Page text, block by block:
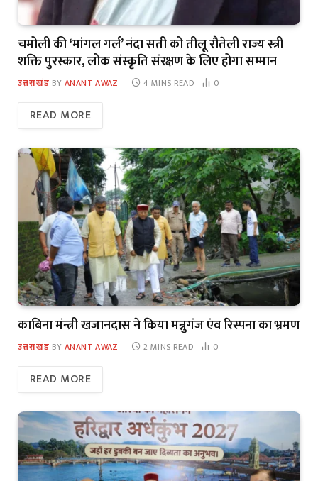
चमोली की ‘मांगल गर्ल’ नंदा सती को तीलू रौतेली राज्य स्त्री
शक्ति पुरस्कार, लोक संस्कृति संरक्षण के लिए होगा सम्मान
उत्तराखंड BY ANANT AWAZ 4 MINS READ 0
READ MORE
काबिना मंन्त्री खजानदास ने किया मन्नुगंज एंव रिस्पना का भ्रमण
उत्तराखंड BY ANANT AWAZ 2 MINS READ 0
READ MORE